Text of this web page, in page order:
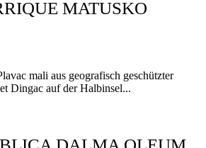
MATUSKO
mali aus geografisch geschützter
Dingac auf der Halbinsel...